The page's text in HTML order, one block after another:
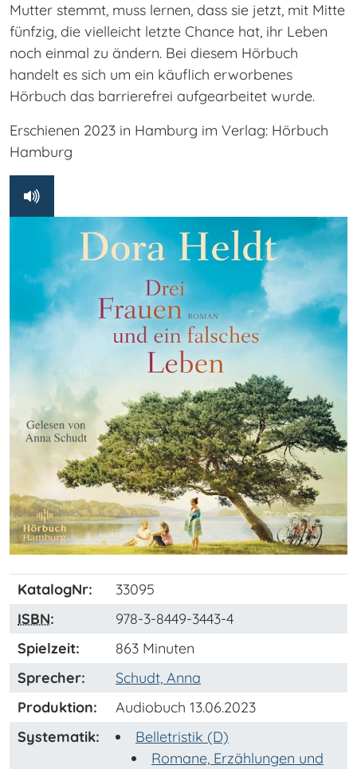
Mutter stemmt, muss lernen, dass sie jetzt, mit Mitte
fünfzig, die vielleicht letzte Chance hat, ihr Leben
noch einmal zu ändern. Bei diesem Hörbuch
handelt es sich um ein käuflich erworbenes
Hörbuch das barrierefrei aufgearbeitet wurde.
Erschienen 2023 in Hamburg im Verlag: Hörbuch
Hamburg
KatalogNr:
33095
ISBN:
978-3-8449-3443-4
Spielzeit:
863 Minuten
Sprecher:
Schudt, Anna
Produktion:
Audiobuch 13.06.2023
Systematik:
Belletristik (D)
Romane, Erzählungen und